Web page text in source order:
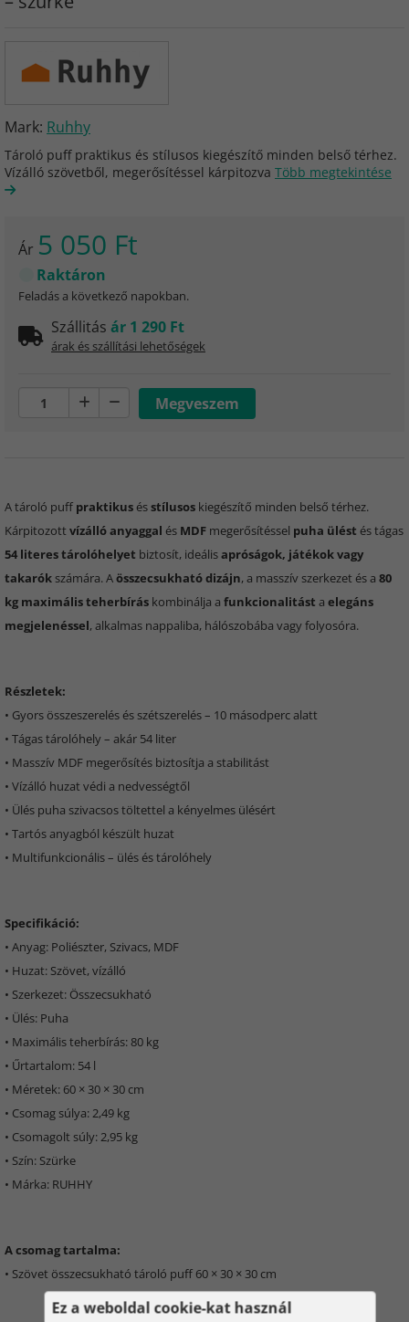
Mark: Ruhhy
Tároló puff praktikus és stílusos kiegészítő minden belső térhez.
Vízálló szövetből, megerősítéssel kárpitozva Több megtekintése
Ár 5 050 Ft
Raktáron
Feladás a következő napokban.
Szállitás ár 1 290 Ft
árak és szállítási lehetőségek
A tároló puff praktikus ésstílusos kiegészítő minden belső térhez.
Kárpitozott vízálló anyaggal és MDF megerősítéssel puha ülést és tágas
54 literes tárolóhelyet biztosít, ideálisapróságok, játékok vagy
takarók számára. Aösszecsukható dizájn, a masszív szerkezet és a 80
kg maximális teherbírás kombinálja a funkcionalitást a elegáns
megjelenéssel, alkalmas nappaliba, hálószobába vagy folyosóra.
Részletek:
• Gyors összeszerelés és szétszerelés – 10 másodperc alatt
• Tágas tárolóhely – akár 54 liter
• Masszív MDF megerősítés biztosítja a stabilitást
• Vízálló huzat védi a nedvességtől
• Ülés puha szivacsos töltettel a kényelmes ülésért
• Tartós anyagból készült huzat
• Multifunkcionális – ülés és tárolóhely
Specifikáció:
• Anyag: Poliészter, Szivacs, MDF
• Huzat: Szövet, vízálló
• Szerkezet: Összecsukható
• Ülés: Puha
• Maximális teherbírás: 80 kg
• Űrtartalom: 54 l
• Méretek: 60 × 30 × 30 cm
• Csomag súlya: 2,49 kg
• Csomagolt súly: 2,95 kg
• Szín: Szürke
• Márka: RUHHY
A csomag tartalma:
• Szövet összecsukható tároló puff 60 × 30 × 30 cm
Ez a weboldal cookie-kat használ